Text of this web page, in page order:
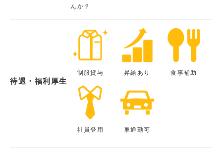
んか？
待遇・福利厚生
制服貸与 昇給あり 食事補助
社員登用 車通勤可